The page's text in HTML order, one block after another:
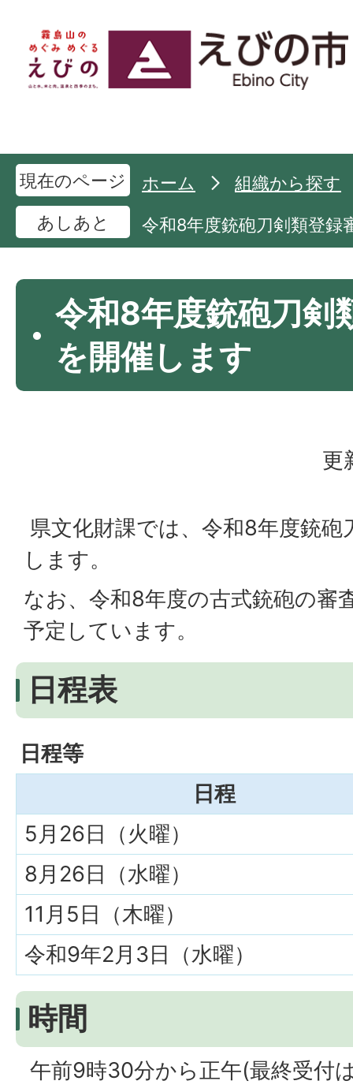
現在のページ ホーム
組織から探す
あしあと
令和8年度銃砲刀剣類登録
令和8年度銃砲刀剣
を開催します
更
県文化財課では、令和8年度銃砲
します。
なお、令和8年度の古式銃砲の審
予定しています。
日程表
日程等
日程
5月26日（火曜）
8月26日（水曜）
11月5日（木曜）
令和9年2月3日（水曜）
時間
午前9時30分から正午(最終受付